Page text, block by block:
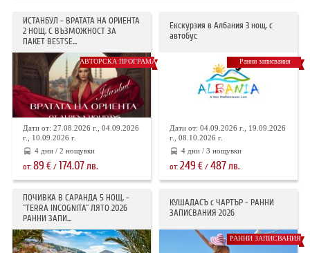
ИСТАНБУЛ - ВРАТАТА НА ОРИЕНТА
2 НОЩ. С ВЪЗМОЖНОСТ ЗА
ПАКЕТ BESTSE...
АВТОРСКА ПРОГРАМА
Дати от: 27.08.2026 г., 04.09.2026
г., 10.09.2026 г.
4 дни / 2 нощувки
от: 89 €/ 174.07лв.
Екскурзия в Албания 3 нощ. с
автобус
Ранни записвания
Дати от: 04.09.2026 г., 19.09.2026
г., 08.10.2026 г.
4 дни / 3 нощувки
от:249 € /487лв.
ПОЧИВКА В САРАНДА 5 НОЩ. -
"TERRA INCOGNITA" ЛЯТО 2026
РАННИ ЗАПИ...
КУШАДАСЪ с ЧАРТЪР - РАННИ
ЗАПИСВАНИЯ 2026
РАННИ ЗАПИСВАНИЯ